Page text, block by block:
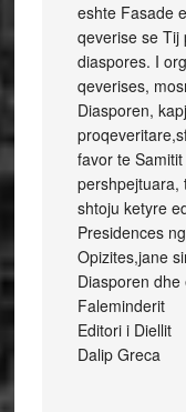
eshte Fasade
qeverise se Tij
diaspores. I
qeverises,
Diasporen,
favor te
shtoju ketyre
Presidences
Opizites,jane
Diasporen
Faleminderit
Editori i Diellit
Dalip Greca